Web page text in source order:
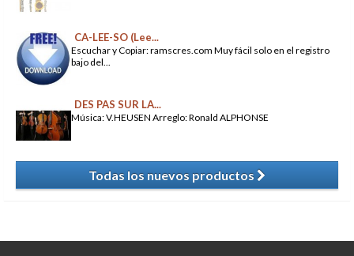
CA-LEE-SO (Lee...
Escuchar y Copiar: ramscres.com Muy fácil solo en el registro
bajo del...
DES PAS SUR LA...
Música: V.HEUSEN Arreglo: Ronald ALPHONSE
Todas los nuevos productos